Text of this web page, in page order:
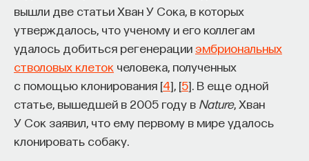
вышли две статьи Хван У Сока, в которых
утверждалось, что ученому и его коллегам
удалось добиться регенерацииэмбриональных
стволовых клеток человека, полученных
с помощью клонирования [4], [5]. В еще одной
статье, вышедшей в 2005 году в Nature, Хван
У Сок заявил, что ему первому в мире удалось
клонировать собаку.